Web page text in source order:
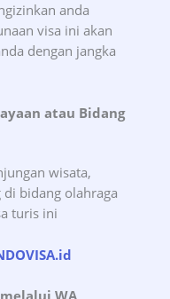
anda
visa ini akan
dengan jangka
atau Bidang
wisata,
bidang olahraga
turis ini